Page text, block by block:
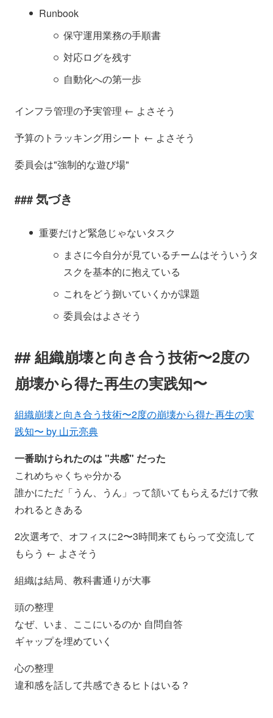
Runbook
保守運用業務の手順書
対応ログを残す
自動化への第一歩
インフラ管理の予実管理 ← よさそう
予算のトラッキング用シート ← よさそう
委員会は"強制的な遊び場"
気づき
重要だけど緊急じゃないタスク
まさに今自分が見ているチームはそういうタ
スクを基本的に抱えている
これをどう捌いていくかが課題
委員会はよさそう
組織崩壊と向き合う技術〜2度の
崩壊から得た再生の実践知〜
組織崩壊と向き合う技術〜2度の崩壊から得た再生の実
践知〜 by 山元亮典
一番助けられたのは "共感" だった
これめちゃくちゃ分かる
誰かにただ「うん、うん」って頷いてもらえるだけで救
われるときある
2次選考で、オフィスに2〜3時間来てもらって交流して
もらう ← よさそう
組織は結局、教科書通りが大事
頭の整理
なぜ、いま、ここにいるのか 自問自答
ギャップを埋めていく
心の整理
違和感を話して共感できるヒトはいる？